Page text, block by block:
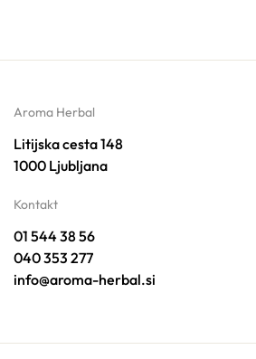
Aroma Herbal
Litijska cesta 148
1000 Ljubljana
Kontakt
01 544 38 56
040 353 277
info@aroma-herbal.si